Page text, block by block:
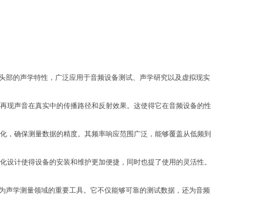
的声学特性，广泛应用于音频设备测试、声学研究以及虚拟现实
现声音在真实中的传播路径和反射效果。这使得它在音频设备的性
确保测量数据的精度。其频率响应范围广泛，能够覆盖从低频到
计使得设备的安装和维护更加便捷，同时也提了使用的灵活性。
学测量领域的重要工具。它不仅能够可靠的测试数据，还为音频